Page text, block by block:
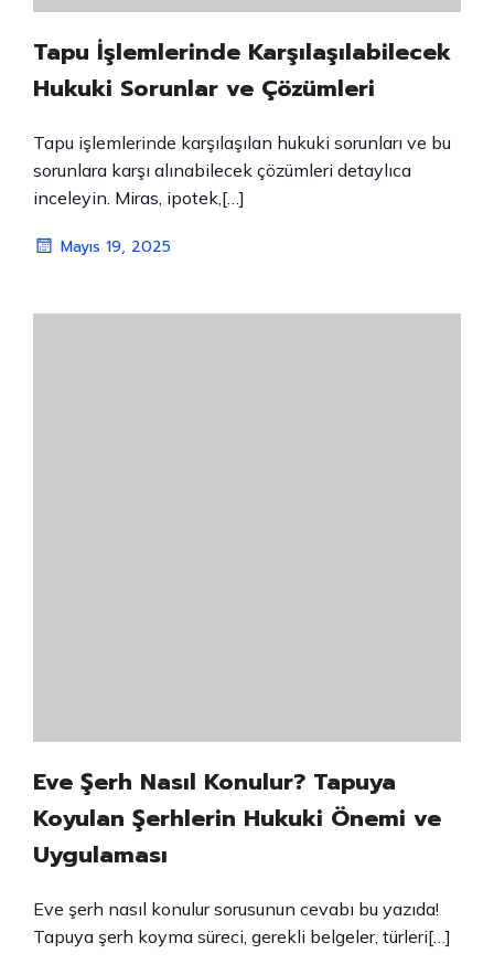
Tapu İşlemlerinde Karşılaşılabilecek
Hukuki Sorunlar ve Çözümleri
Tapu işlemlerinde karşılaşılan hukuki sorunları ve bu
sorunlara karşı alınabilecek çözümleri detaylıca
inceleyin. Miras, ipotek,[…]
Mayıs 19, 2025
Eve Şerh Nasıl Konulur? Tapuya
Koyulan Şerhlerin Hukuki Önemi ve
Uygulaması
Eve şerh nasıl konulur sorusunun cevabı bu yazıda!
Tapuya şerh koyma süreci, gerekli belgeler, türleri[…]